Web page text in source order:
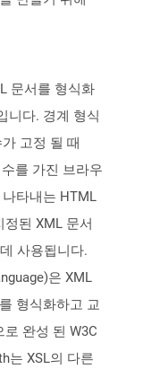
문서를 형식화
니다. 경계 형식
고정 될 때
를 가진 브라우
타내는 HTML
정된 XML 문서
사용됩니다.
은 XML
형식화하고 교
완성 된 W3C
는 XSL의 다른